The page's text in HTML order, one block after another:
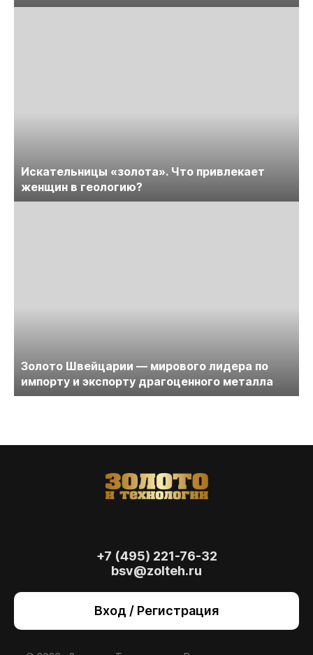
Искательницы «золота». Что привлекает
женщин в геологию?
Золото Швейцарии — мирового лидера по
импорту и экспорту драгоценного металла
+7 (495) 221-76-32
bsv@zolteh.ru
Вход / Регистрация
также для анализа сайта и улучшения